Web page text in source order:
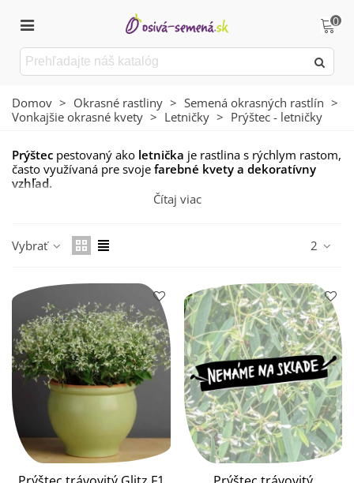
0
Domov > Okrasné rastliny > Semená okrasných rastlín >
Vonkajšie okrasné kvety > Letničky > Prýštec - letničky
Prýštec pestovaný ako letnička je rastlina s rýchlym rastom,
často využívaná pre svoje farebné kvety a dekoratívny
vzhľad.
slnečné stanovište a dobre priepustnú pôdu.
Je ideálny na pestovanie v
záhonoch
, kde jeho dekoratívny vzhľad vynikne.
premiestniť alebo pestovať iba akojednoročnú rastlinu.
Čítaj viac
Vybrať 2